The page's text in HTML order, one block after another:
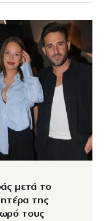
μετά το
της
τους